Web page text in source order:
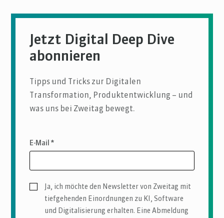
Jetzt Digital Deep Dive
abonnieren
Tipps und Tricks zur Digitalen
Transformation, Produktentwicklung – und
was uns bei Zweitag bewegt.
E-Mail *
Ja, ich möchte den Newsletter von Zweitag mit
tiefgehenden Einordnungen zu KI, Software
und Digitalisierung erhalten. Eine Abmeldung